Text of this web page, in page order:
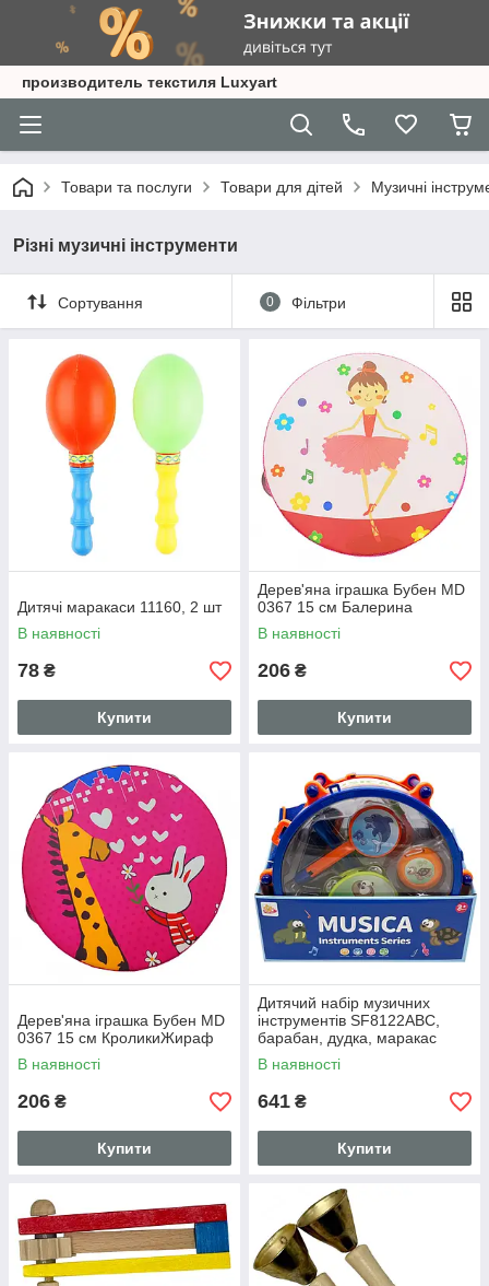
производитель текстиля Luxyart
Товари та послуги Товари для дітей Музичні
Різні музичні інструменти
Сортування 0 Фільтри
Дитячі маракаси 11160, 2 шт
В наявності
78 ₴
Купити
Дерев'яна іграшка Бубен MD
0367 15 см Балерина
В наявності
206 ₴
Купити
Дерев'яна іграшка Бубен MD
0367 15 см КроликиЖираф
В наявності
206 ₴
Купити
Дитячий набір музичних
інструментів SF8122ABC,
барабан, дудка, маракас
В наявності
641 ₴
Купити